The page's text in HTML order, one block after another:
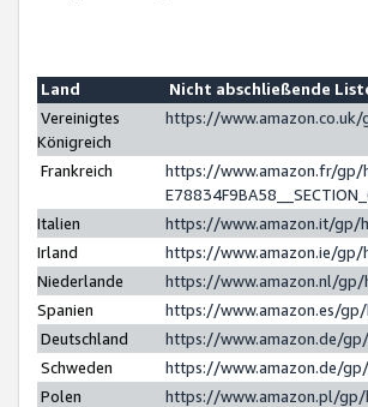
Land
Nicht abschließende
Vereinigtes
Königreich
https://
Frankreich
https://www.amazon.fr/gp/
Italien
https://www.amazon.it/gp/
Irland
https://www.amazon.ie/gp/
Niederlande
https://www.amazon.nl/
Spanien
https://www.amazon.es/
Deutschland
https://www.amazon.de/
Schweden
https://www.amazon.de/
Polen
https://www.amazon.pl/